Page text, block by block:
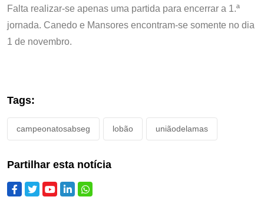
Falta realizar-se apenas uma partida para encerrar a 1.ª
jornada. Canedo e Mansores encontram-se somente no dia
1 de novembro.
Tags:
campeonatosabseg lobão uniãodelamas
Partilhar esta notícia